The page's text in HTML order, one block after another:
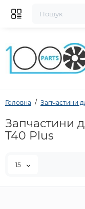
Головна Запчастини
Запчастини
T40 Plus
15